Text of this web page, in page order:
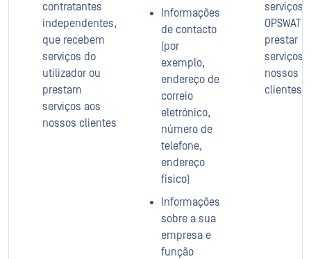
contratantes
independentes,
que recebem
serviços do
utilizador ou
prestam
serviços aos
nossos clientes
Informações
de contacto
(por
exemplo,
endereço de
correio
eletrónico,
número de
telefone,
endereço
físico)
Informações
sobre a sua
empresa e
função
serviços
OPSWAT
prestar
serviços
nossos
clientes